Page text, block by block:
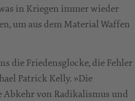
in Kriegen immer wieder
um aus dem Material Waffen
die Friedensglocke, die Fehler
Patrick Kelly. »Die
Abkehr von Radikalismus und